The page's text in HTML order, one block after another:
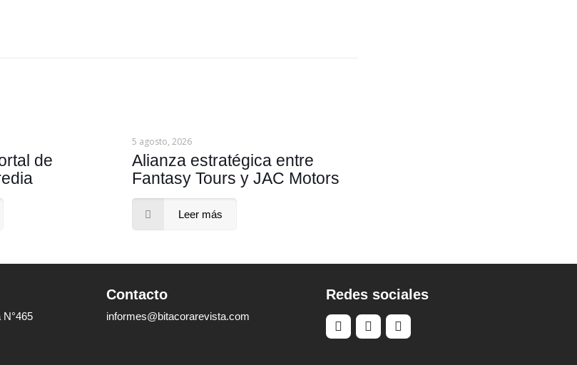
de
5 agosto, 2026
Alianza estratégica entre
Fantasy Tours y JAC Motors
Leer más
Contacto
informes@bitacorarevista.com
Redes sociales